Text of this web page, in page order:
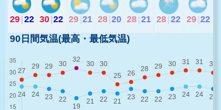
29 22 30 22 29 21 28 20 28 21 28 22 29 22
90日間気温(最高・最低気温)